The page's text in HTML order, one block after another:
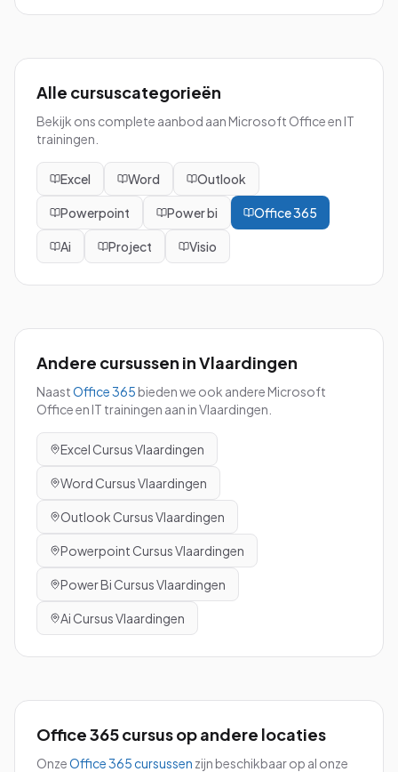
Alle cursuscategorieën
Bekijk ons complete aanbod aan Microsoft Office en IT
trainingen.
Excel Word Outlook
Powerpoint Power bi Office 365
Ai Project Visio
Andere cursussen inVlaardingen
NaastOffice 365 bieden we ook andere Microsoft
Office en IT trainingen aan inVlaardingen
ExcelCursusVlaardingen
WordCursusVlaardingen
OutlookCursusVlaardingen
PowerpointCursusVlaardingen
Power BiCursusVlaardingen
AiCursusVlaardingen
Office 365cursusop andere locaties
OnzeOffice 365cursussen zijn beschikbaar op al onze